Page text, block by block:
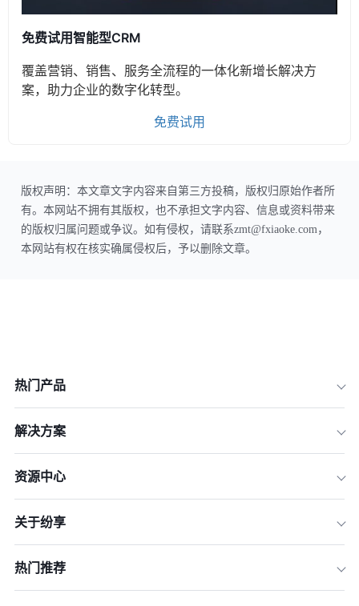
免费试用智能型CRM
覆盖营销、销售、服务全流程的一体化新增长解决方
案，助力企业的数字化转型。
免费试用
版权声明：本文章文字内容来自第三方投稿，版权归原始作者所
有。本网站不拥有其版权，也不承担文字内容、信息或资料带来
的版权归属问题或争议。如有侵权，请联系zmt@fxiaoke.com，
本网站有权在核实确属侵权后，予以删除文章。
热门产品
解决方案
资源中心
关于纷享
热门推荐